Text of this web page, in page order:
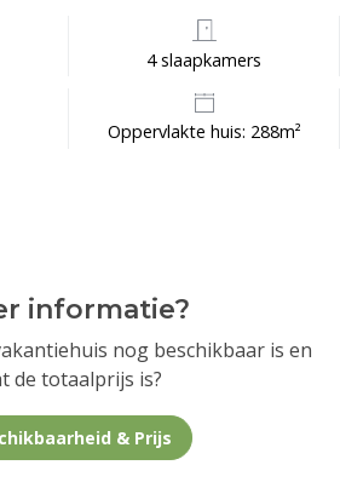
4 slaapkamers
Oppervlakte huis: 288m²
informatie?
nog beschikbaar is en
de totaalprijs is?
& Prijs